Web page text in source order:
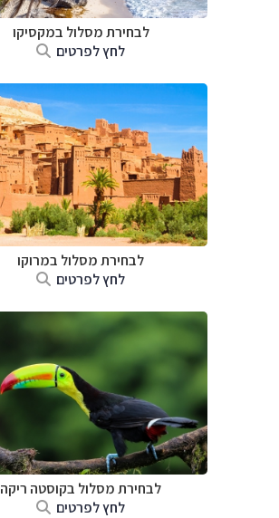
לבחירת מסלול במקסיקו
לחץ לפרטים
לבחירת מסלול במרוקו
לחץ לפרטים
לבחירת מסלול בקוסטה ריקה
לחץ לפרטים